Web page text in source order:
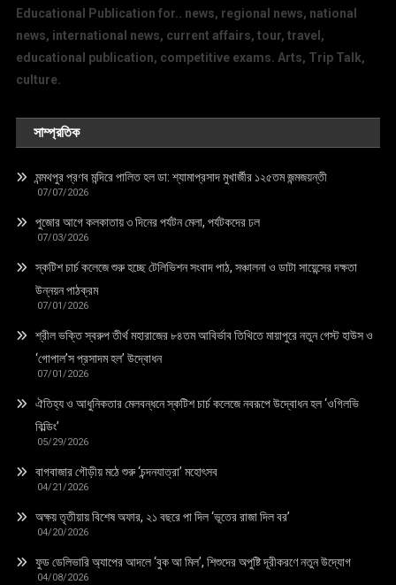
Educational Publication for.. news, regional news, national
news, international news, current affairs, tour, travel,
educational publication, competitive exams. Arts, Trip Talk,
culture.
সাম্প্রতিক
মন্মথপুর প্রণব মন্দিরে পালিত হল ডা: শ্যামাপ্রসাদ মুখার্জীর ১২৫তম জন্মজয়ন্তী
07/07/2026
পুজোর আগে কলকাতায় ৩ দিনের পর্যটন মেলা, পর্যটকদের ঢল
07/03/2026
স্কটিশ চার্চ কলেজে শুরু হচ্ছে টেলিভিশন সংবাদ পাঠ, সঞ্চালনা ও ডাটা সায়েন্সের দক্ষতা
উন্নয়ন পাঠক্রম
07/01/2026
শ্রীল ভক্তি স্বরুপ তীর্থ মহারাজের ৮৪তম আবির্ভাব তিথিতে মায়াপুরে নতুন গেস্ট হাউস ও
‘গোপাল’স প্রসাদম হল’ উদ্বোধন
07/01/2026
ঐতিহ্য ও আধুনিকতার মেলবন্ধনে স্কটিশ চার্চ কলেজে নবরূপে উদ্বোধন হল ‘ওগিলভি
বিল্ডিং’
05/29/2026
বাগবাজার গৌড়ীয় মঠে শুরু ‘চন্দনযাত্রা’ মহোৎসব
04/21/2026
অক্ষয় তৃতীয়ায় বিশেষ অফার, ২১ বছরে পা দিল ‘ভূতের রাজা দিল বর’
04/20/2026
ফুড ডেলিভারি অ্যাপের আদলে ‘বুক আ মিল’, শিশুদের অপুষ্টি দূরীকরণে নতুন উদ্যোগ
04/08/2026